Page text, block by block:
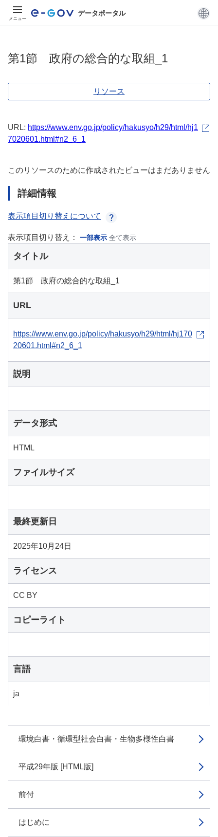
メニュー
データポータル
環境白書・循環型社会白書・生物多様性白書
平成29年版 [HTML版]
前付
はじめに
第1節 政府の総合的な取組_1
リソース
URL: https://www.env.go.jp/policy/hakusyo/h29/html/hj1
7020601.html#n2_6_1
このリソースのために作成されたビューはまだありません
詳細情報
表示項目切り替えについて
表示項目切り替え： 一部表示 全て表示
タイトル
第1節 政府の総合的な取組_1
URL
https://www.env.go.jp/policy/hakusyo/h29/html/hj170
20601.html#n2_6_1
説明
データ形式
HTML
ファイルサイズ
最終更新日
2025年10月24日
ライセンス
CC BY
コピーライト
言語
ja